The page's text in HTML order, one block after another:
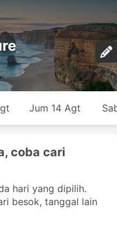
Jum 14 Agt
coba cari
hari yang dipilih.
besok, tanggal lain